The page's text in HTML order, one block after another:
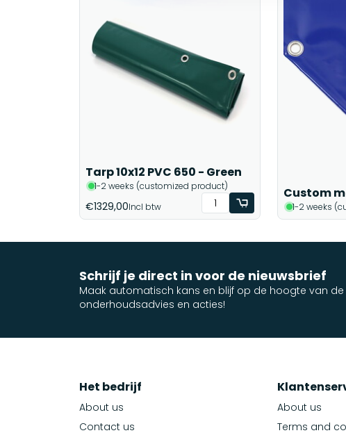
Tarp 10x12 PVC 650 - Green
1-2 weeks (customized product)
€1329,00Incl btw
Custom
1-2 weeks
Schrijf je direct in voor de nieuwsbrief
Maak automatisch kans en blijf op de hoogte van de
onderhoudsadvies en acties!
Het bedrijf
About us
Contact us
About us
Terms and